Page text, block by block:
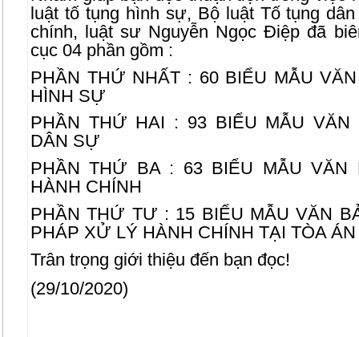
luật tố tụng hình sự, Bộ luật Tố tụng
chính, luật sư Nguyễn Ngọc Điệp đã
cục 04 phần gồm :
PHẦN THỨ NHẤT : 60 BIỂU MẪU
HÌNH SỰ
PHẦN THỨ HAI : 93 BIỂU MẪU VĂN
DÂN SỰ
PHẦN THỨ BA : 63 BIỂU MẪU VĂN
HÀNH CHÍNH
PHẦN THỨ TƯ : 15 BIỂU MẪU VĂN
PHÁP XỬ LÝ HÀNH CHÍNH TẠI TÒA
Trân trọng giới thiệu đến bạn đọc!
(29/10/2020)